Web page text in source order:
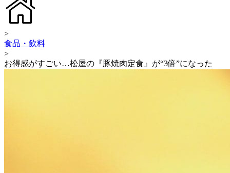
>
食品・飲料
>
お得感がすごい…松屋の『豚焼肉定食』が“3倍”になった